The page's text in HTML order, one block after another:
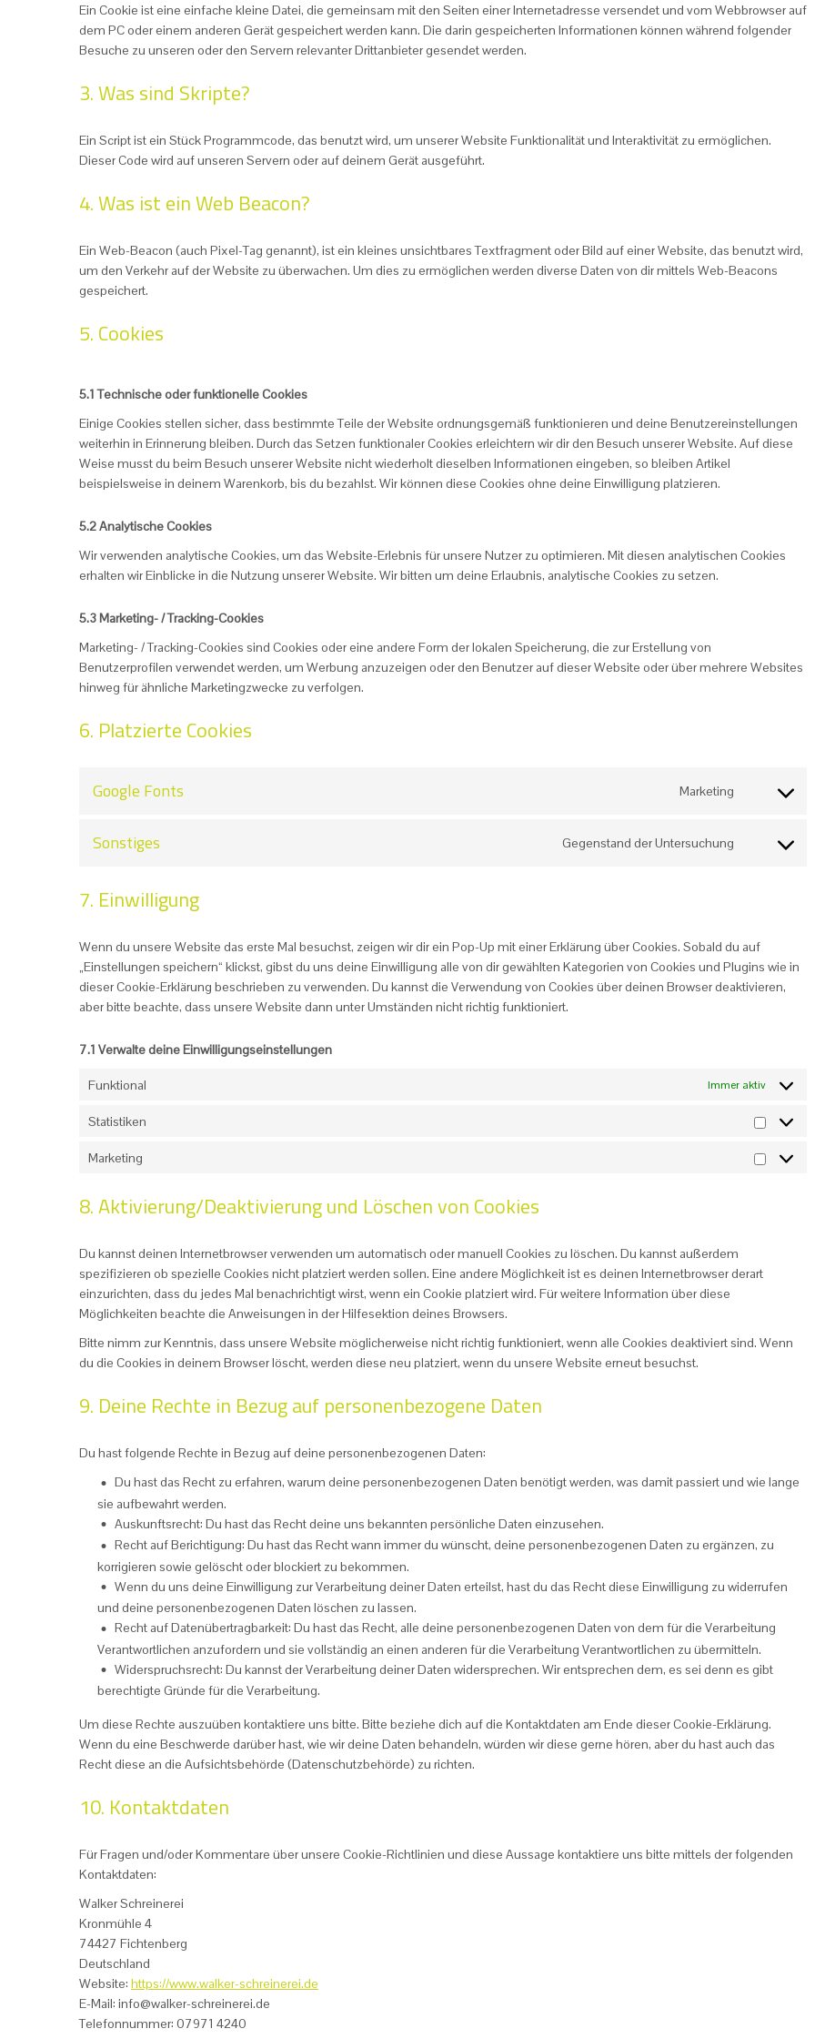
Ein Cookie ist eine einfache kleine Datei, die gemeinsam mit den Seiten einer Internetadresse versendet und vom Webbrowser auf
dem PC oder einem anderen Gerät gespeichert werden kann. Die darin gespeicherten Informationen können während folgender
Besuche zu unseren oder den Servern relevanter Drittanbieter gesendet werden.
3. Was sind Skripte?
Ein Script ist ein Stück Programmcode, das benutzt wird, um unserer Website Funktionalität und Interaktivität zu ermöglichen.
Dieser Code wird auf unseren Servern oder auf deinem Gerät ausgeführt.
4. Was ist ein Web Beacon?
Ein Web-Beacon (auch Pixel-Tag genannt), ist ein kleines unsichtbares Textfragment oder Bild auf einer Website, das benutzt wird,
um den Verkehr auf der Website zu überwachen. Um dies zu ermöglichen werden diverse Daten von dir mittels Web-Beacons
gespeichert.
5. Cookies
5.1 Technische oder funktionelle Cookies
Einige Cookies stellen sicher, dass bestimmte Teile der Website ordnungsgemäß funktionieren und deine Benutzereinstellungen
weiterhin in Erinnerung bleiben. Durch das Setzen funktionaler Cookies erleichtern wir dir den Besuch unserer Website. Auf diese
Weise musst du beim Besuch unserer Website nicht wiederholt dieselben Informationen eingeben, so bleiben Artikel
beispielsweise in deinem Warenkorb, bis du bezahlst. Wir können diese Cookies ohne deine Einwilligung platzieren.
5.2 Analytische Cookies
Wir verwenden analytische Cookies, um das Website-Erlebnis für unsere Nutzer zu optimieren. Mit diesen analytischen Cookies
erhalten wir Einblicke in die Nutzung unserer Website. Wir bitten um deine Erlaubnis, analytische Cookies zu setzen.
5.3 Marketing- / Tracking-Cookies
Marketing- / Tracking-Cookies sind Cookies oder eine andere Form der lokalen Speicherung, die zur Erstellung von
Benutzerprofilen verwendet werden, um Werbung anzuzeigen oder den Benutzer auf dieser Website oder über mehrere Websites
hinweg für ähnliche Marketingzwecke zu verfolgen.
6. Platzierte Cookies
Google Fonts Marketing Consent
Sonstiges Gegenstand der Untersuchung Consent to
7. Einwilligung
Wenn du unsere Website das erste Mal besuchst, zeigen wir dir ein Pop-Up mit einer Erklärung über Cookies. Sobald du auf
„Einstellungen speichern“ klickst, gibst du uns deine Einwilligung alle von dir gewählten Kategorien von Cookies und Plugins wie in
dieser Cookie-Erklärung beschrieben zu verwenden. Du kannst die Verwendung von Cookies über deinen Browser deaktivieren,
aber bitte beachte, dass unsere Website dann unter Umständen nicht richtig funktioniert.
7.1 Verwalte deine Einwilligungseinstellungen
Funktional Immer aktiv
Statistiken
Statistiken
Marketing
Marketing
8. Aktivierung/Deaktivierung und Löschen von Cookies
Du kannst deinen Internetbrowser verwenden um automatisch oder manuell Cookies zu löschen. Du kannst außerdem
spezifizieren ob spezielle Cookies nicht platziert werden sollen. Eine andere Möglichkeit ist es deinen Internetbrowser derart
einzurichten, dass du jedes Mal benachrichtigt wirst, wenn ein Cookie platziert wird. Für weitere Information über diese
Möglichkeiten beachte die Anweisungen in der Hilfesektion deines Browsers.
Bitte nimm zur Kenntnis, dass unsere Website möglicherweise nicht richtig funktioniert, wenn alle Cookies deaktiviert sind. Wenn
du die Cookies in deinem Browser löscht, werden diese neu platziert, wenn du unsere Website erneut besuchst.
9. Deine Rechte in Bezug auf personenbezogene Daten
Du hast folgende Rechte in Bezug auf deine personenbezogenen Daten:
Du hast das Recht zu erfahren, warum deine personenbezogenen Daten benötigt werden, was damit passiert und wie lange
sie aufbewahrt werden.
Auskunftsrecht: Du hast das Recht deine uns bekannten persönliche Daten einzusehen.
Recht auf Berichtigung: Du hast das Recht wann immer du wünscht, deine personenbezogenen Daten zu ergänzen, zu
korrigieren sowie gelöscht oder blockiert zu bekommen.
Wenn du uns deine Einwilligung zur Verarbeitung deiner Daten erteilst, hast du das Recht diese Einwilligung zu widerrufen
und deine personenbezogenen Daten löschen zu lassen.
Recht auf Datenübertragbarkeit: Du hast das Recht, alle deine personenbezogenen Daten von dem für die Verarbeitung
Verantwortlichen anzufordern und sie vollständig an einen anderen für die Verarbeitung Verantwortlichen zu übermitteln.
Widerspruchsrecht: Du kannst der Verarbeitung deiner Daten widersprechen. Wir entsprechen dem, es sei denn es gibt
berechtigte Gründe für die Verarbeitung.
Um diese Rechte auszuüben kontaktiere uns bitte. Bitte beziehe dich auf die Kontaktdaten am Ende dieser Cookie-Erklärung.
Wenn du eine Beschwerde darüber hast, wie wir deine Daten behandeln, würden wir diese gerne hören, aber du hast auch das
Recht diese an die Aufsichtsbehörde (Datenschutzbehörde) zu richten.
10. Kontaktdaten
Für Fragen und/oder Kommentare über unsere Cookie-Richtlinien und diese Aussage kontaktiere uns bitte mittels der folgenden
Kontaktdaten:
Walker Schreinerei
Kronmühle 4
74427 Fichtenberg
Deutschland
Website: https://www.walker-schreinerei.de
E-Mail: info@walker-schreinerei.de
Telefonnummer: 07971 4240